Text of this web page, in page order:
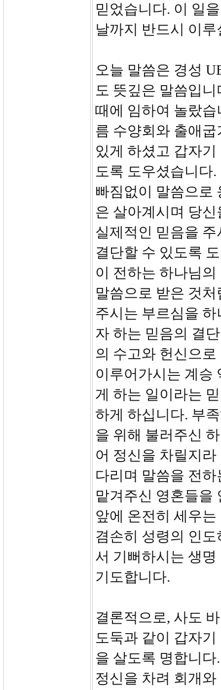
믿었습니다. 이 일
날까지 반드시 이
오늘 말씀은 경성
도 뜻깊은 말씀입
때에 임하여 놀랐
름 수양회와 출애
있게 하셨고 갑자
도록 도우셨습니다
빠짐없이 말씀으로
은 살아계시며 당
실제적인 믿음을
결단할 수 있도록
이 전하는 하나님
말씀으로 받은 것
주시는 부르심을
자 하는 믿음의 결
의 수고와 헌신으
이루어가시는 계승
게 하는 일이라는
하게 하십니다. 부
을 위해 불러주신
어 정신을 차릴지
다리며 말씀을 전
맡겨주신 영혼들을
앞에 온전히 세우
겸손히 성령의 인
서 기뻐하시는 생
기도합니다.
결론적으로, 사도
도둑과 같이 갑자
을 살도록 명합니
정신을 차려 회개